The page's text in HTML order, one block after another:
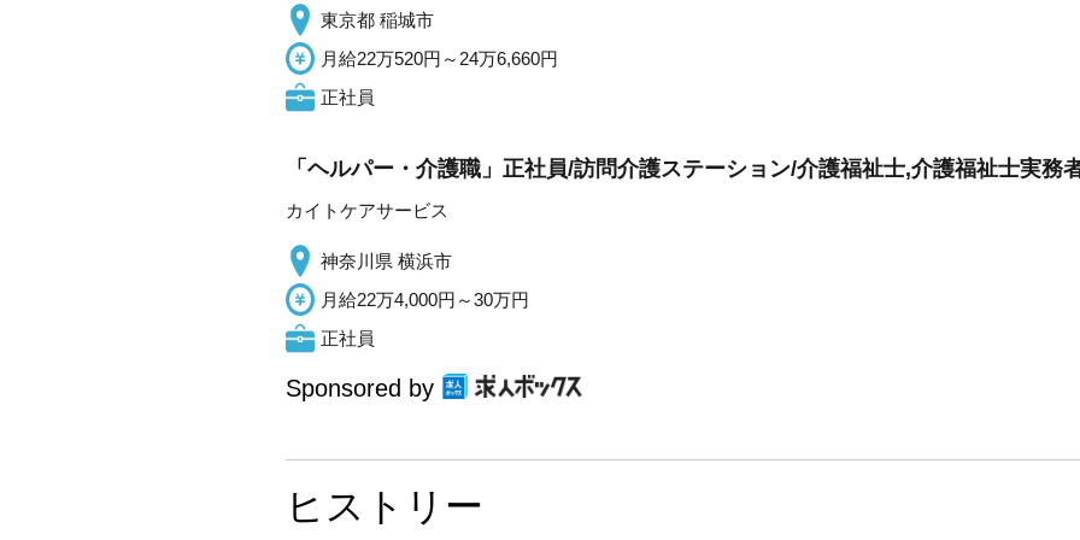
東京都 稲城市
月給22万520円～24万6,660円
正社員
「ヘルパー・介護職」正社員/訪問介護ステーション/介護福祉士,介護福祉士実務
カイトケアサービス
神奈川県 横浜市
月給22万4,000円～30万円
正社員
Sponsored by
ヒストリー